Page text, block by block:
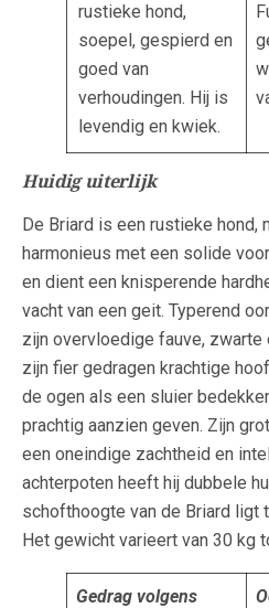
rustieke hond,
soepel, gespierd en
goed van
verhoudingen. Hij is
levendig en kwiek.
Huidig uiterlijk
De Briard is een rustieke hond,
harmonieus met een solide
en dient een knisperende
vacht van een geit. Typerend
zijn overvloedige fauve,
zijn fier gedragen krachtige
de ogen als een sluier
prachtig aanzien geven. Zijn
een oneindige zachtheid en
achterpoten heeft hij dubbele
schofthoogte van de Briard ligt
Het gewicht varieert van 30 kg
Gedrag volgens